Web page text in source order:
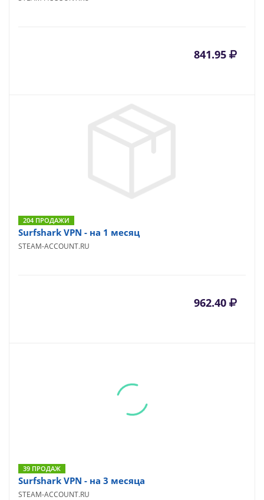
841.95
204 ПРОДАЖИ
Surfshark VPN - на 1 месяц
STEAM-ACCOUNT.RU
962.40
39 ПРОДАЖ
Surfshark VPN - на 3 месяца
STEAM-ACCOUNT.RU